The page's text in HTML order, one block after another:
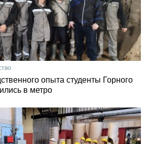
опыта студенты Горного
в метро